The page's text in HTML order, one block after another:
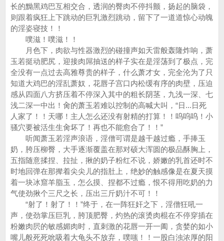
长的黝黑鸡巴互相交合，透润的臀肉不停抖颤，扬起的脑袋，
则跟着疯狂上下跳动的巨乳激烈跳动，留下了一道道惊心动魄
的淫姿寝技！！
噗滋！噗滋！！
月色下，肉欲与性器激烈的碰撞声如天雷般轰隆炸响，萧
玉若挺动肥尻，迎接肉屌抽送的样子实在是淫荡到了极点，完
全没有一点过去高雅尊贵的样子，什么萧才女，完全沦为了只
知道大鸡巴的淫乱萧奴，花唇子宫口内松缓有序的肉壁，压迫
感从四面八方挤压着不停深入其中的粗长阴茎，九浅一深、七
浅二深一中出！肏的萧玉若难以控制的高喊大叫，“日...日死
人家了！！天哪！主人怎么还没有射精的打算！！呜呜呜！小
骚穴要被活生生肏坏了！再也不能愈合了！！”
听闻萧玉若淫声浪语，淫僧可谓是越干越过瘾，手捧玉
奶，胯压柳臀，大手逐渐覆盖在那对硕大浑圆的极品酥胸上，
五指随意揉捏、拉扯，揪的奶子粉红不说，娇嫩的乳首还时不
时地回弹在那撵着尖尖儿的指肚上，绝妙的触感像是在夏天摸
着一块冰窟羊脂玉，怎么摸、捏都不过瘾，恨不得用吃奶的力
气使劲揪个三尺之长，压出三斤奶汁不可！！
“射了！射了！！”终于，在一阵狂奸之下，淫僧狂吼一
声，使劲掌压巨乳，胯顶肥臀，灼热的滚烫肉棍在不停穿插在
粉嫩肉屄的敏感媚肉时，直刺激的花唇一开一阖，贪婪的如小
嘴儿般死死吮吸着大龟头不放弃，噗嗤！！一股白浊浓厚的阳